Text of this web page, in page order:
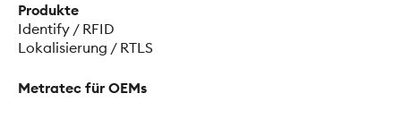
Produkte
Identify / RFID
Lokalisierung / RTLS
Metratec für OEMs